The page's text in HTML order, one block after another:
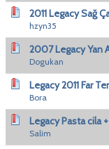
2011 Legacy Sağ
hzyn35
2007 Legacy Yan
Dogukan
Legacy 2011 Far
Bora
Legacy Pasta cila
Salim